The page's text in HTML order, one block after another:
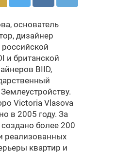
основатель
дизайнер
российской
и британской
BIID,
Victoria Vlasova
в 2005 году. За
более 200
реализованных
квартир и